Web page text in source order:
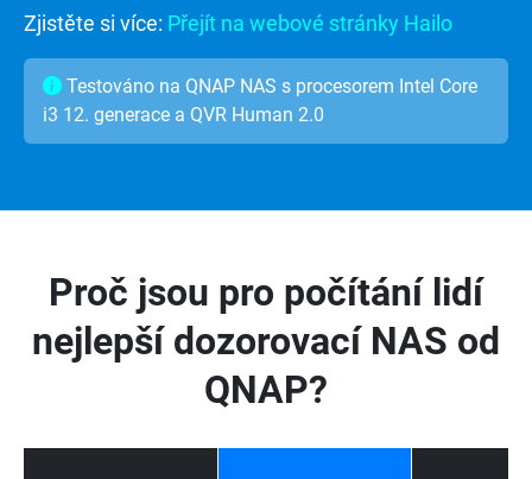
Zjistěte si více: Přejít na webové stránky Hailo
Testováno na QNAP NAS s procesorem Intel Core
i3 12. generace a QVR Human 2.0
Proč jsou pro počítání lidí
nejlepší dozorovací NAS od
QNAP?